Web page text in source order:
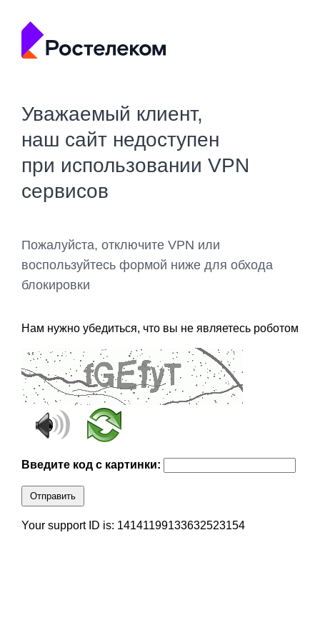
Уважаемый клиент,
наш сайт недоступен
при использовании VPN
сервисов
Пожалуйста, отключите VPN или
воспользуйтесь формой ниже для обхода
блокировки
Нам нужно убедиться, что вы не являетесь роботом
Введите код с картинки:
Отправить
Your support ID is: 14141199133632523154